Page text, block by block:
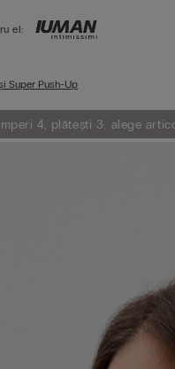
el:
Super Push-Up
4, plătești 3: alege